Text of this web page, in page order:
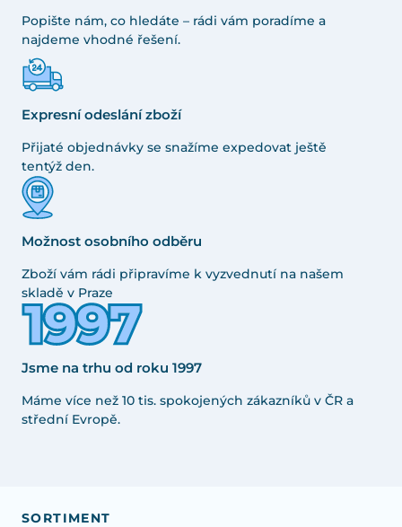
Popište nám, co hledáte – rádi vám poradíme a
najdeme vhodné řešení.
Expresní odeslání zboží
Přijaté objednávky se snažíme expedovat ještě
tentýž den.
Možnost osobního odběru
Zboží vám rádi připravíme k vyzvednutí na našem
skladě v Praze
Jsme na trhu od roku 1997
Máme více než 10 tis. spokojených zákazníků v ČR a
střední Evropě.
SORTIMENT